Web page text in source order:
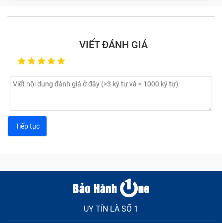
VIẾT ĐÁNH GIÁ
UY TÍN LÀ SỐ 1